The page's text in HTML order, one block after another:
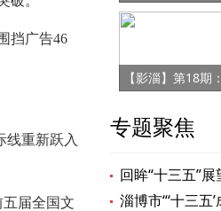
挡广告46
重新跃入
届全国文
专题聚焦
回眸“十三五”展
淄博市“‘十三五